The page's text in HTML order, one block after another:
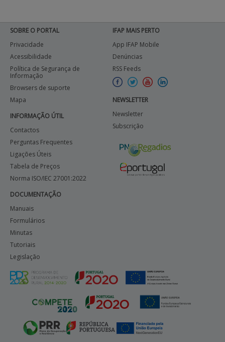
SOBRE O PORTAL
Privacidade
Acessibilidade
Política de Segurança de
Informação
Browsers de suporte
Mapa
INFORMAÇÃO ÚTIL
Contactos
Perguntas Frequentes
Ligações Úteis
Tabela de Preços
Norma ISO/IEC 27001:2022
DOCUMENTAÇÃO
Manuais
Formulários
Minutas
Tutoriais
Legislação
IFAP MAIS PERTO
App IFAP Mobile
Denúncias
RSS Feeds
NEWSLETTER
Newsletter
Subscrição